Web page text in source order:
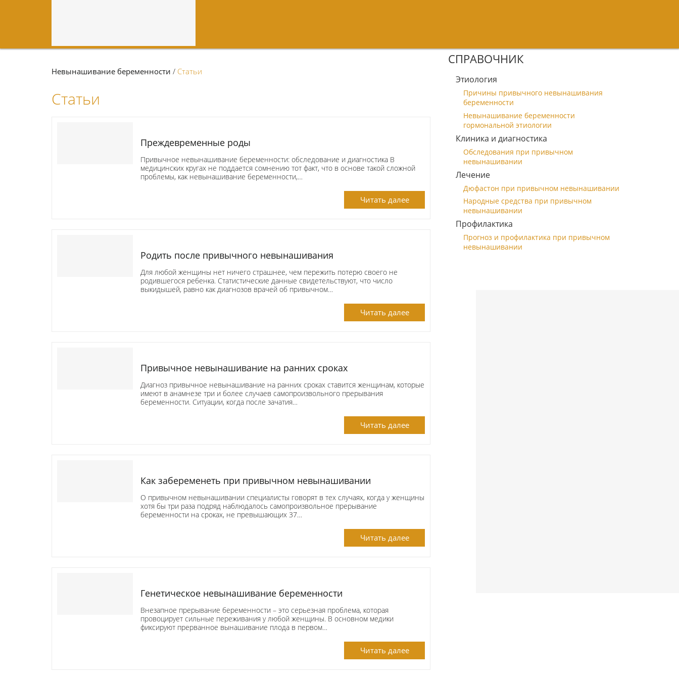
Невынашивание беременности / Статьи
Статьи
Преждевременные роды
Привычное невынашивание беременности: обследование и диагностика В
медицинских кругах не поддается сомнению тот факт, что в основе такой сложной
проблемы, как невынашивание беременности,…
Читать далее
Родить после привычного невынашивания
Для любой женщины нет ничего страшнее, чем пережить потерю своего не
родившегося ребенка. Статистические данные свидетельствуют, что число
выкидышей, равно как диагнозов врачей об привычном…
Читать далее
Привычное невынашивание на ранних сроках
Диагноз привычное невынашивание на ранних сроках ставится женщинам, которые
имеют в анамнезе три и более случаев самопроизвольного прерывания
беременности. Ситуации, когда после зачатия…
Читать далее
Как забеременеть при привычном невынашивании
О привычном невынашивании специалисты говорят в тех случаях, когда у женщины
хотя бы три раза подряд наблюдалось самопроизвольное прерывание
беременности на сроках, не превышающих 37…
Читать далее
Генетическое невынашивание беременности
Внезапное прерывание беременности – это серьезная проблема, которая
провоцирует сильные переживания у любой женщины. В основном медики
фиксируют прерванное вынашивание плода в первом…
Читать далее
СПРАВОЧНИК
Этиология
Причины привычного невынашивания
беременности
Невынашивание беременности
гормональной этиологии
Клиника и диагностика
Обследования при привычном
невынашивании
Лечение
Дюфастон при привычном невынашивании
Народные средства при привычном
невынашивании
Профилактика
Прогноз и профилактика при привычном
невынашивании